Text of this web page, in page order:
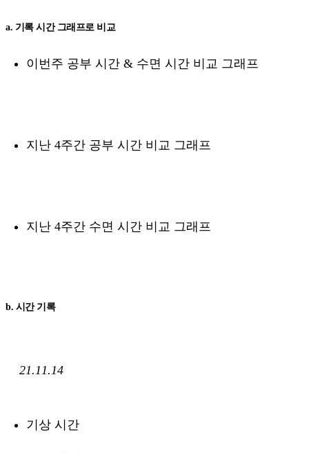
a. 기록 시간 그래프로 비교
이번주 공부 시간 & 수면 시간 비교 그래프
지난 4주간 공부 시간 비교 그래프
지난 4주간 수면 시간 비교 그래프
b. 시간 기록
21.11.14
기상 시간